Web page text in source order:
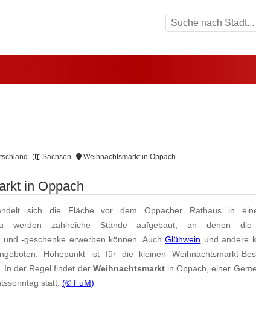
Sachsen Weihnachtsmarkt in Oppach
in Oppach
sich die Fläche vor dem Oppacher Rathaus in
werden zahlreiche Stände aufgebaut, an denen die
und -geschenke erwerben können. AuchGlühwein und andere
Höhepunkt ist für die kleinen Weihnachtsmarkt-
In der Regel findet der Weihnachtsmarktin Oppach, einer
statt. (© FuM)